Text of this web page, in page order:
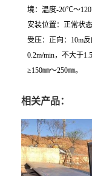
境：温度-20℃～
安装位置：正常状
受压：正向：10m
0.2m/min，不大于
≥150㎜～250㎜。
相关产品：